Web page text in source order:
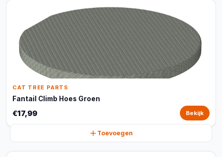
CAT TREE PARTS
Fantail Climb Hoes Groen
€17,99 Bekijk
Toevoegen